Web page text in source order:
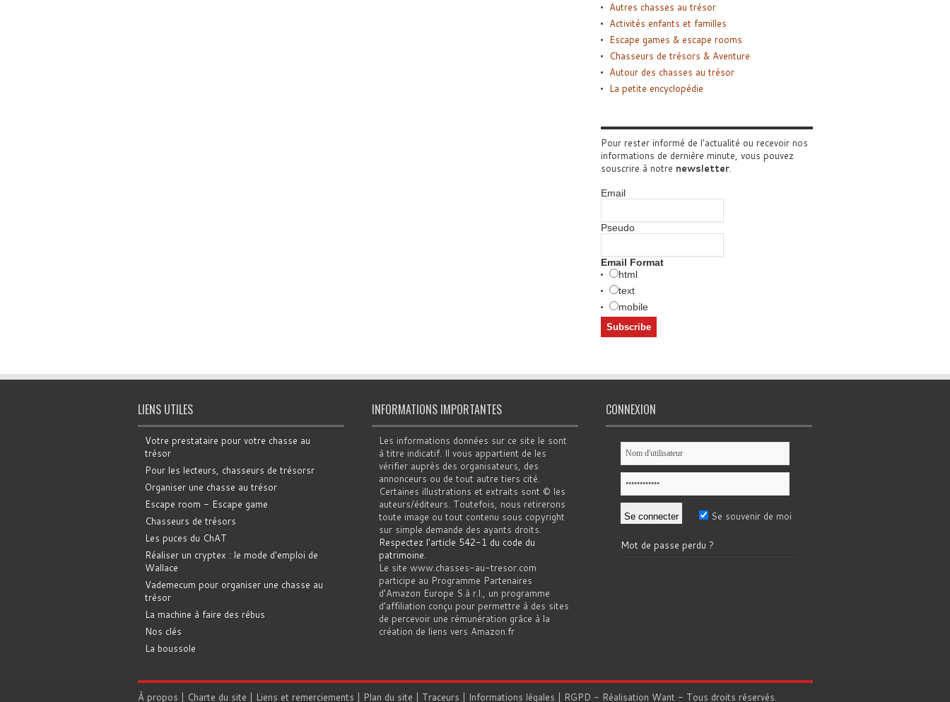
Autres chasses au trésor
Activités enfants et familles
Escape games & escape rooms
Chasseurs de trésors & Aventure
Autour des chasses au trésor
La petite encyclopédie
Pour rester informé de l'actualité ou recevoir nos
informations de dernière minute, vous pouvez
souscrire à notre newsletter.
Email
Pseudo
Email Format
html
text
mobile
LIENS UTILES
Votre prestataire pour votre chasse au
trésor
Pour les lecteurs, chasseurs de trésorsr
Organiser une chasse au trésor
Escape room - Escape game
Chasseurs de trésors
Les puces du ChAT
Réaliser un cryptex : le mode d'emploi de
Wallace
Vademecum pour organiser une chasse au
trésor
La machine à faire des rébus
Nos clés
La boussole
INFORMATIONS IMPORTANTES
Les informations données sur ce site le sont
à titre indicatif. Il vous appartient de les
vérifier auprès des organisateurs, des
annonceurs ou de tout autre tiers cité.
Certaines illustrations et extraits sont © les
auteurs/éditeurs. Toutefois, nous retirerons
toute image ou tout contenu sous copyright
sur simple demande des ayants droits.
Respectez l'article 542-1 du code du
patrimoine.
Le site www.chasses-au-tresor.com
participe au Programme Partenaires
d’Amazon Europe S.à r.l., un programme
d’affiliation conçu pour permettre à des sites
de percevoir une rémunération grâce à la
création de liens vers Amazon.fr
CONNEXION
Se souvenir de moi
Mot de passe perdu ?
À propos | Charte du site | Liens et remerciements | Plan du site | Traceurs | Informations légales | RGPD - Réalisation Want - Tous droits réservés.